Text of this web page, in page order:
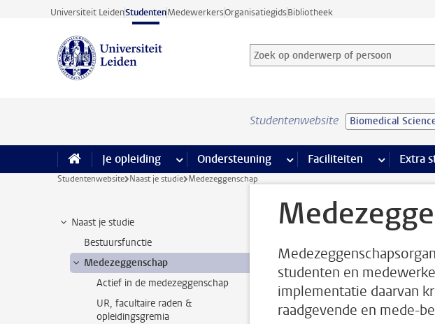
Ga direct naar de inhoud
Universiteit LeidenStudentenMedewerkersOrganisatiegidsBibliotheek
Zoek op onderwerp of persoon en
Zoekterm
Studentenwebsite Biomedical
Je opleiding meer Je opleiding pagina’s
Ondersteuning meer Ondersteuning pagina’s
Faciliteiten meerExtra
Studentenwebsite Naast je studie Medezeggenschap
Naast je studie
Bestuursfunctie
Medezeggenschap
Actief in de medezeggenschap
UR, facultaire raden &
opleidingsgremia
studenten en
implementatie daarvan
raadgevende en mede-